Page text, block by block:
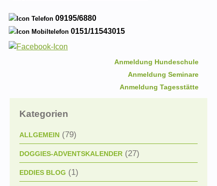
09195/6880
0151/11543015
Anmeldung Hundeschule
Anmeldung Seminare
Anmeldung Tagesstätte
Kategorien
ALLGEMEIN (79)
DOGGIES-ADVENTSKALENDER (27)
EDDIES BLOG (1)